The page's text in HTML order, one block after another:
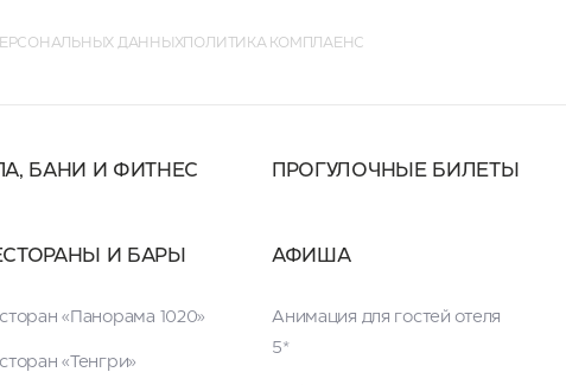
ДАННЫХ ПОЛИТИКА КОМПЛАЕНС
БАНИ И ФИТНЕС
И БАРЫ
«Панорама 1020»
«Тенгри»
ПРОГУЛОЧНЫЕ БИЛЕТЫ
АФИША
Анимация для гостей отеля
5*